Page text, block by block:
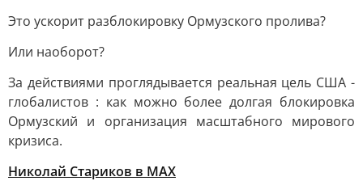
Это ускорит разблокировку Ормузского пролива?
Или наоборот?
За действиями проглядывается реальная цель США -
глобалистов : как можно более долгая блокировка
Ормузский и организация масштабного мирового
кризиса.
Николай Стариков в MAX